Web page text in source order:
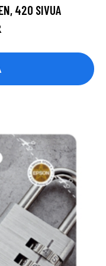
420 SIVUA